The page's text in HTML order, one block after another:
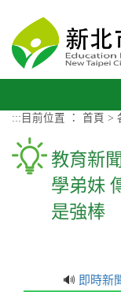
::: 目前位置 ： 首頁 >
教育新
學弟妹
是強棒
🔊 即時新